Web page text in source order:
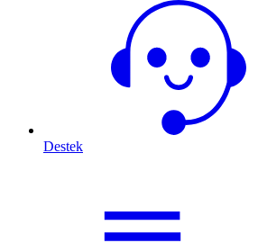
Destek